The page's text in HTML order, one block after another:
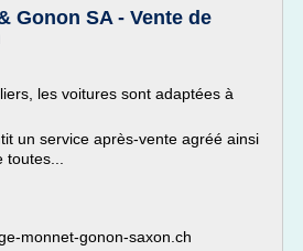
Gonon SA - Vente de
les voitures sont adaptées à
un service après-vente agréé ainsi
monnet-gonon-saxon.ch